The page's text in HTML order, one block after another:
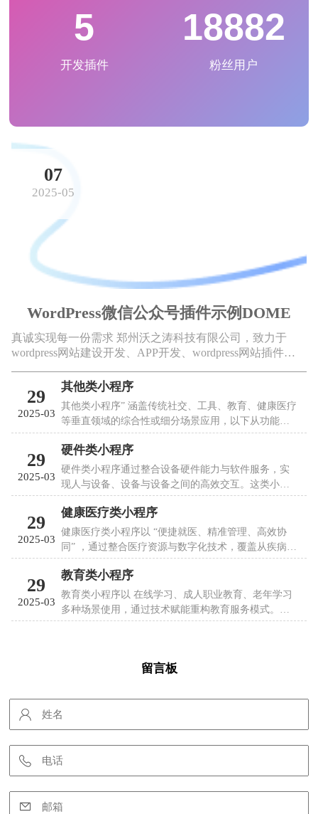
5
开发插件
18956
粉丝用户
07
2025-05
WordPress微信公众号插件示例DOME
真诚实现每一份需求 郑州沃之涛科技有限公司，致力于
wordpress网站建设开发、APP开发、wordpress网站插件开
要很多合伙商的朋友来帮助我们走向未来，我们要用过硬
的技术，优质的服务来呈现我...
29
2025-03
其他类小程序
其他类小程序” 涵盖传统社交、工具、教育、健康医疗
等垂直领域的综合性或细分场景应用，以下从功能模
块、使用场景及技术支撑展开详细解析：
29
2025-03
硬件类小程序
硬件类小程序通过整合设备硬件能力与软件服务，实
现人与设备、设备与设备之间的高效交互。这类小程
序依托微信、支付宝等平台的原生硬件接口，或独立
硬件框架，覆盖智能家居、健康医疗、工业设备等多
元场景，以下从功能模块：
29
2025-03
健康医疗类小程序
健康医疗类小程序以 “便捷就医、精准管理、高效协
同” ，通过整合医疗资源与数字化技术，覆盖从疾病预
防到康复管理的全流程场景的其核心功能：
29
2025-03
教育类小程序
教育类小程序以 在线学习、成人职业教育、老年学习
多种场景使用，通过技术赋能重构教育服务模式。以
下从功能模块与应用场景展开详细解析：
留言板